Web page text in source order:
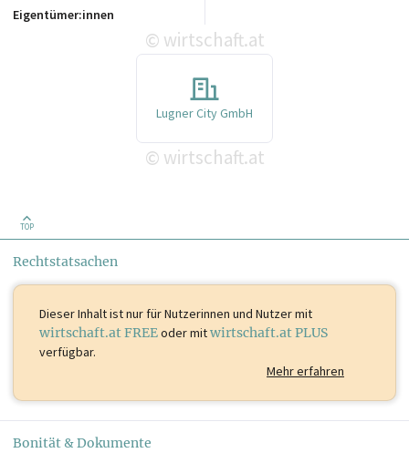
Eigentümer:innen
© wirtschaft.at
Lugner City GmbH
© wirtschaft.at
TOP
Rechtstatsachen
Dieser Inhalt istnur für Nutzerinnen und Nutzer mit
wirtschaft.at FREEoder mitwirtschaft.at PLUS
verfügbar.
Mehr erfahren
Bonität & Dokumente